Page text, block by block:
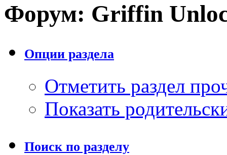
Форум: Griffin
Опции раздела
Отметить раздел
Показать
Поиск по разделу